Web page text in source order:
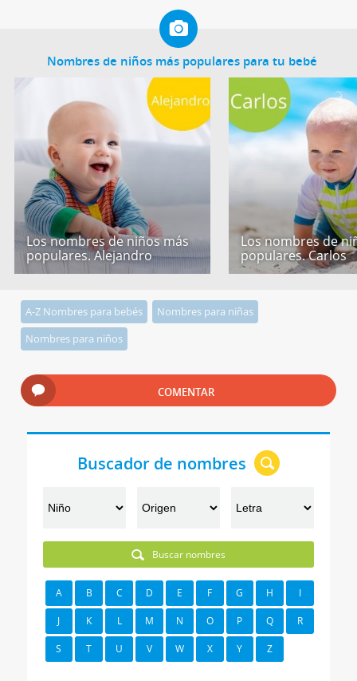
Nombres de niños más populares para tu bebé
Los nombres de niños más
populares. Alejandro
Los nombres de
populares. Carlos
A-Z Nombres para bebés
Nombres para niñas
Nombres para niños
COMENTAR
Buscador de nombres
Buscar nombres
A B C D E F G H I
J K L M N O P Q R
S T U V W X Y Z